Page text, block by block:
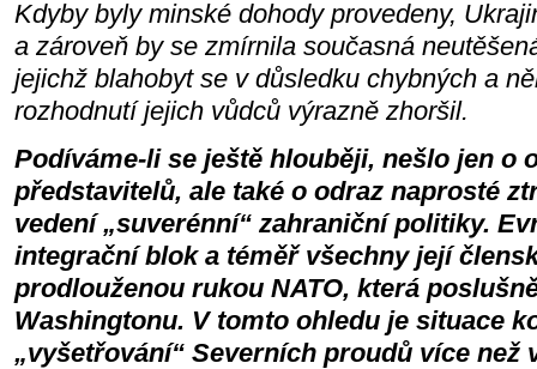
Kdyby byly minské dohody provedeny,
a zároveň by se zmírnila současná
jejichž blahobyt se v důsledku chybných a
rozhodnutí jejich vůdců výrazně zhoršil.
Podíváme-li se ještě hlouběji, nešlo jen o
představitelů, ale také o odraz naprosté
vedení „suverénní“ zahraniční politiky.
integrační blok a téměř všechny její
prodlouženou rukou NATO, která
Washingtonu. V tomto ohledu je situace
„vyšetřování“ Severních proudů více než